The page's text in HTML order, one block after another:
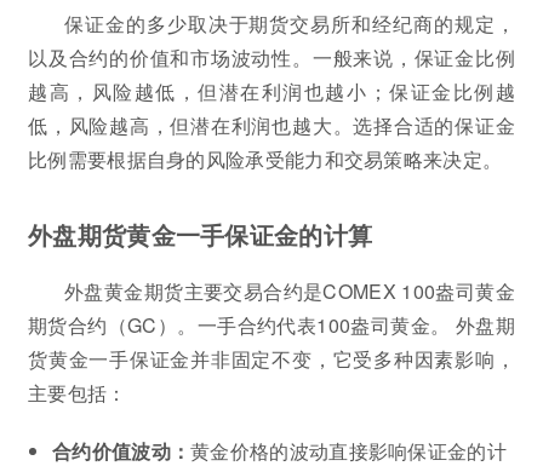
保证金的多少取决于期货交易所和经纪商的规定，
以及合约的价值和市场波动性。一般来说，保证金比例
越高，风险越低，但潜在利润也越小；保证金比例越
低，风险越高，但潜在利润也越大。选择合适的保证金
比例需要根据自身的风险承受能力和交易策略来决定。
外盘期货黄金一手保证金的计算
外盘黄金期货主要交易合约是COMEX 100盎司黄金
期货合约（GC）。一手合约代表100盎司黄金。 外盘期
货黄金一手保证金并非固定不变，它受多种因素影响，
主要包括：
合约价值波动：黄金价格的波动直接影响保证金的计